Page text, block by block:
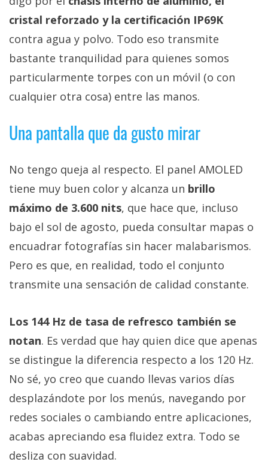
cristal reforzado y la certificación IP69K
contra agua y polvo. Todo eso transmite
bastante tranquilidad para quienes somos
particularmente torpes con un móvil (o con
cualquier otra cosa) entre las manos.
Una pantalla que da gusto mirar
No tengo queja al respecto. El panel AMOLED
tiene muy buen color y alcanza un brillo
máximo de 3.600 nits, que hace que, incluso
bajo el sol de agosto, pueda consultar mapas o
encuadrar fotografías sin hacer malabarismos.
Pero es que, en realidad, todo el conjunto
transmite una sensación de calidad constante.
Los 144 Hz de tasa de refresco también se
notan. Es verdad que hay quien dice que apenas
se distingue la diferencia respecto a los 120 Hz.
No sé, yo creo que cuando llevas varios días
desplazándote por los menús, navegando por
redes sociales o cambiando entre aplicaciones,
acabas apreciando esa fluidez extra. Todo se
desliza con suavidad.